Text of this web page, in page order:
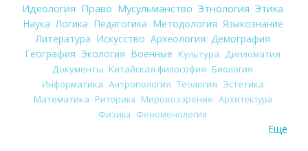
Идеология Право Мусульманство Этнология Этика
Наука Логика Педагогика Методология Языкознание
Литература Искусство Археология Демография
География Экология Военные Культура
Дипломатия
Документы Китайская философия Биология
Информатика Антропология Теология Эстетика
Математика Риторика Мировоззрение Архитектура
Физика Феноменология
Еще